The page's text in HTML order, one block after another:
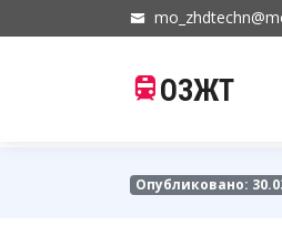
ОЗЖТ
Опубликовано: